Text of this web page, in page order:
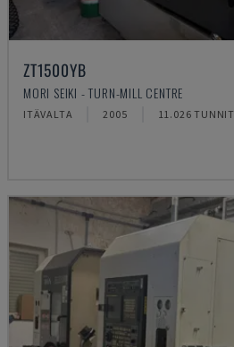
ZT1500YB
MORI SEIKI - TURN-MILL CENTRE
ITÄVALTA 2005 11.026 TUNNIT